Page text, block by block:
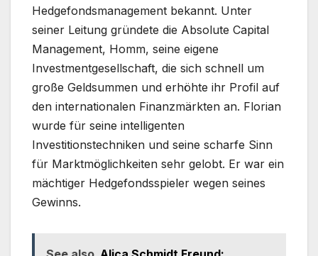
Hedgefondsmanagement bekannt. Unter
seiner Leitung gründete die Absolute Capital
Management, Homm, seine eigene
Investmentgesellschaft, die sich schnell um
große Geldsummen und erhöhte ihr Profil auf
den internationalen Finanzmärkten an. Florian
wurde für seine intelligenten
Investitionstechniken und seine scharfe Sinn
für Marktmöglichkeiten sehr gelobt. Er war ein
mächtiger Hedgefondsspieler wegen seines
Gewinns.